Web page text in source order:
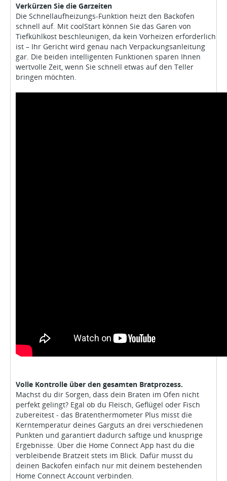
Verkürzen Sie die Garzeiten
Die Schnellaufheizungs-Funktion heizt den Backofen
schnell auf. Mit coolStart können Sie das Garen von
Tiefkühlkost beschleunigen, da kein Vorheizen erforderlich
ist – Ihr Gericht wird genau nach Verpackungsanleitung
gar. Die beiden intelligenten Funktionen sparen Ihnen
wertvolle Zeit, wenn Sie schnell etwas auf den Teller
bringen möchten.
Volle Kontrolle über den gesamten Bratprozess.
Machst du dir Sorgen, dass dein Braten im Ofen nicht
perfekt gelingt? Egal ob du Fleisch, Geflügel oder Fisch
zubereitest - das Bratenthermometer Plus misst die
Kerntemperatur deines Garguts an drei verschiedenen
Punkten und garantiert dadurch saftige und knusprige
Ergebnisse. Über die Home Connect App hast du die
verbleibende Bratzeit stets im Blick. Dafür musst du
deinen Backofen einfach nur mit deinem bestehenden
Home Connect Account verbinden.